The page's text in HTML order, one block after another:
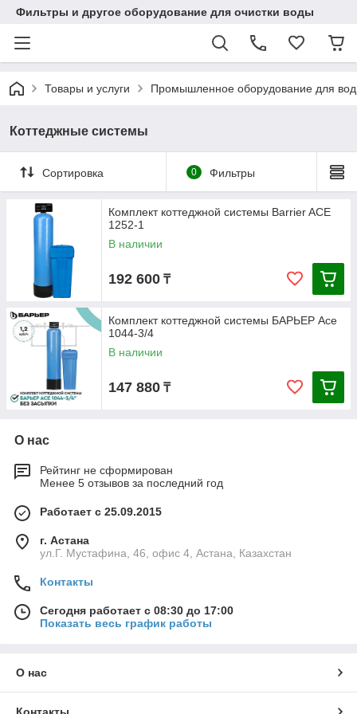
Фильтры и другое оборудование для очистки воды
Товары и услуги Промышленное оборудование для
Коттеджные системы
Сортировка 0 Фильтры
Комплект коттеджной системы Barrier ACE
1252-1
В наличии
192 600 ₸
Комплект коттеджной системы БАРЬЕР Ace
1044-3/4
В наличии
147 880 ₸
О нас
Рейтинг не сформирован
Менее 5 отзывов за последний год
Работает с 25.09.2015
г. Астана
ул.Г. Мустафина, 46, офис 4, Астана, Казахстан
Контакты
Сегодня работает с 08:30 до 17:00
Показать весь график работы
О нас